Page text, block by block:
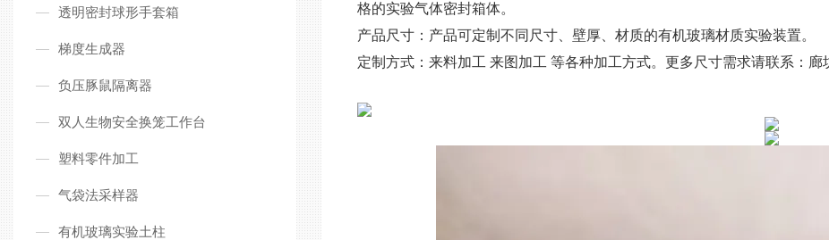
透明密封球形手套箱
梯度生成器
负压豚鼠隔离器
双人生物安全换笼工作台
塑料零件加工
气袋法采样器
有机玻璃实验土柱
格的实验气体密封箱体。
产品尺寸：产品可定制不同尺寸、壁厚、材质的有机玻璃材质实验装置。
定制方式：来料加工 来图加工 等各种加工方式。更多尺寸需求请联系： 廊